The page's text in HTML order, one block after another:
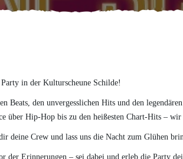
in der Kulturscheune Schilde!
Beats, den unvergesslichen Hits und den
über Hip-Hop bis zu den heißesten Chart-Hits – wir
deine Crew und lass uns die Nacht zum Glühen
der Erinnerungen – sei dabei und erleb die Party